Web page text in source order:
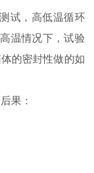
试，高低温循环
温情况下，试验
的密封性做的如
果：